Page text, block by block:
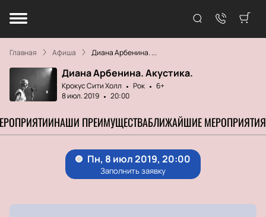
Главная Афиша Диана Арбенина. ...
Диана Арбенина. Акустика.
Крокус Сити Холл Рок
6+
8 июл. 2019
20:00
НАШИ ПРЕИМУЩЕСТВАБЛИЖАЙШИЕ МЕРОПРИЯТИЯ